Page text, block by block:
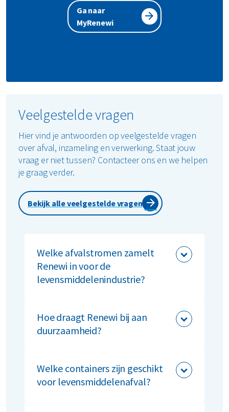
Ga naar
MyRenewi
Veelgestelde vragen
Hier vind je antwoorden op veelgestelde vragen
over afval, inzameling en verwerking. Staat jouw
vraag er niet tussen? Contacteer ons en we helpen
je graag verder.
Bekijk alle veelgestelde vragen
Welke afvalstromen zamelt
Renewi in voor de
levensmiddelenindustrie?
afval, verpakkingsmaterialen en restafval
in. Ook bieden we oplossingen voor
Hoe draagt Renewi bij aan
duurzaamheid?
materialen, zoals biogas en gerecycled
plastic.
Welke containers zijn geschikt
voor levensmiddelenafval?